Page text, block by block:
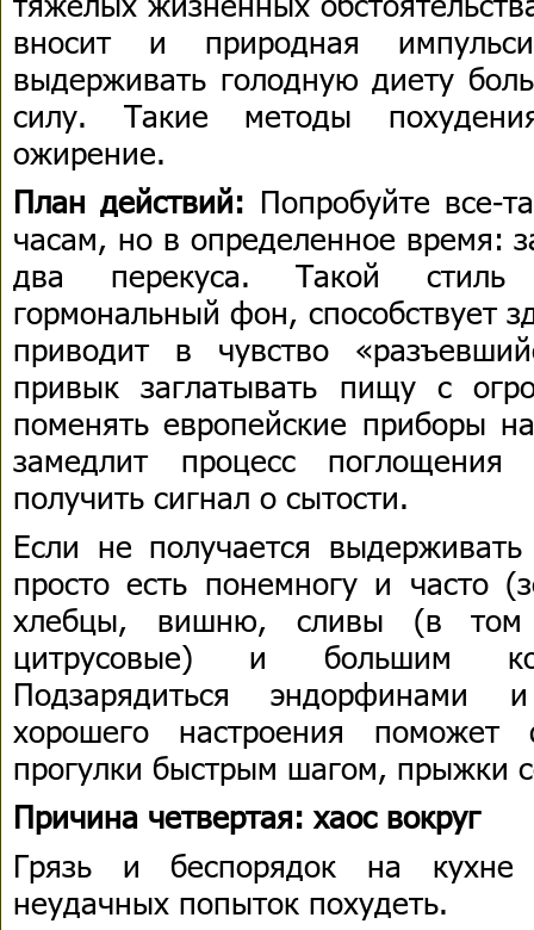
вносит и природная
выдерживать голодную диету
силу. Такие методы
ожирение.
План действий: Попробуйте все-
часам, но в определенное время:
два перекуса. Такой стиль
гормональный фон, способствует
приводит в чувство
привык заглатывать пищу с
поменять европейские приборы
замедлит процесс
получить сигнал о сытости.
Если не получается
просто есть понемногу и часто
хлебцы, вишню, сливы (в том
цитрусовые) и большим
Подзарядиться эндорфинами
хорошего настроения поможет
прогулки быстрым шагом, прыжки
Причина четвертая: хаос вокруг
Грязь и беспорядок на кухне
неудачных попыток похудеть.